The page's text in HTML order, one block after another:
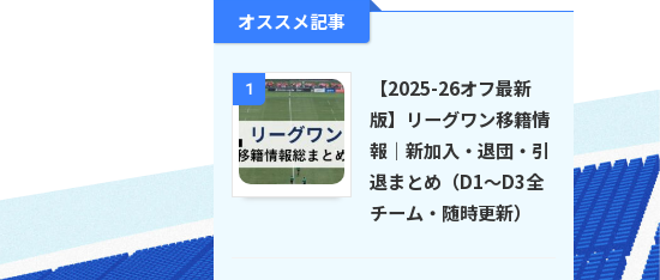
オススメ記事
1
【2025-26オフ最新
版】リーグワン移籍情
報｜新加入・退団・引
退まとめ（D1〜D3全
チーム・随時更新）